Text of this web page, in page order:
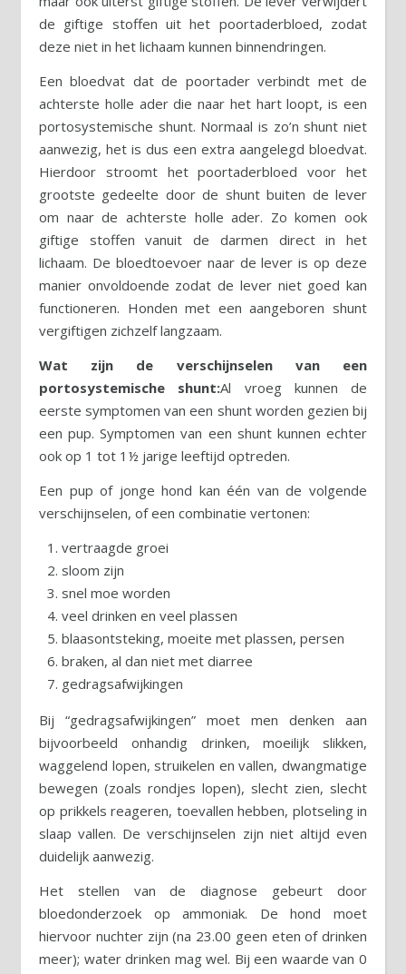
de giftige stoffen uit het poortaderbloed, zodat
deze niet in het lichaam kunnen binnendringen.
Een bloedvat dat de poortader verbindt met de
achterste holle ader die naar het hart loopt, is een
portosystemische shunt. Normaal is zo’n shunt niet
aanwezig, het is dus een extra aangelegd bloedvat.
Hierdoor stroomt het poortaderbloed voor het
grootste gedeelte door de shunt buiten de lever
om naar de achterste holle ader. Zo komen ook
giftige stoffen vanuit de darmen direct in het
lichaam. De bloedtoevoer naar de lever is op deze
manier onvoldoende zodat de lever niet goed kan
functioneren. Honden met een aangeboren shunt
vergiftigen zichzelf langzaam.
Wat zijn de verschijnselen van een
portosystemische shunt:Al vroeg kunnen de
eerste symptomen van een shunt worden gezien bij
een pup. Symptomen van een shunt kunnen echter
ook op 1 tot 1½ jarige leeftijd optreden.
Een pup of jonge hond kan één van de volgende
verschijnselen, of een combinatie vertonen:
vertraagde groei
sloom zijn
snel moe worden
veel drinken en veel plassen
blaasontsteking, moeite met plassen, persen
braken, al dan niet met diarree
gedragsafwijkingen
Bij “gedragsafwijkingen” moet men denken aan
bijvoorbeeld onhandig drinken, moeilijk slikken,
waggelend lopen, struikelen en vallen, dwangmatige
bewegen (zoals rondjes lopen), slecht zien, slecht
op prikkels reageren, toevallen hebben, plotseling in
slaap vallen. De verschijnselen zijn niet altijd even
duidelijk aanwezig.
Het stellen van de diagnose gebeurt door
bloedonderzoek op ammoniak. De hond moet
hiervoor nuchter zijn (na 23.00 geen eten of drinken
meer); water drinken mag wel. Bij een waarde van 0